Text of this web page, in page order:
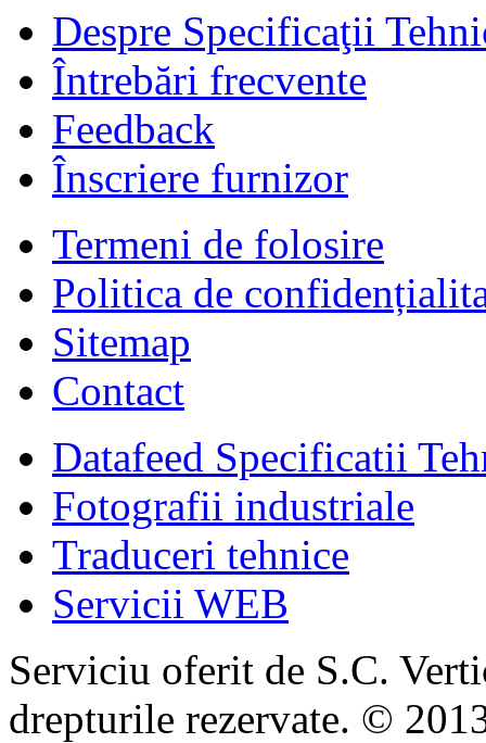
Despre Specificaţii
Întrebări frecvente
Feedback
Înscriere furnizor
Termeni de folosire
Politica de
Sitemap
Contact
Datafeed Specificatii
Fotografii industriale
Traduceri tehnice
Servicii WEB
Serviciu oferit de S.C.
drepturile rezervate. ©